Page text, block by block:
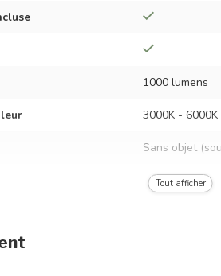
1000 lumens
3000K - 6000K
Sans objet
10 watts
Tout afficher